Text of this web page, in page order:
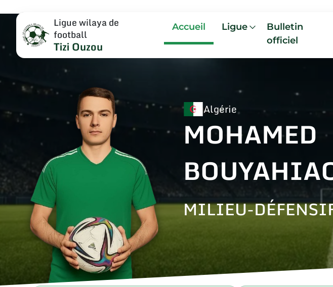
Ligue wilaya de
football
Tizi Ouzou
Accueil Ligue
Bulletin
officiel
Algérie
MOHAMED
MILIEU-